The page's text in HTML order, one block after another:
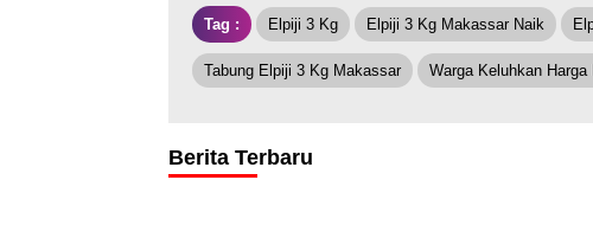
Tag : Elpiji 3 Kg Elpiji 3 Kg Makassar Naik
Tabung Elpiji 3 Kg Makassar Warga Keluhkan
Berita Terbaru